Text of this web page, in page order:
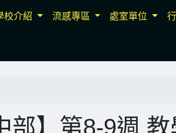
校介紹 流感專區 處室單位
部】第8-9週